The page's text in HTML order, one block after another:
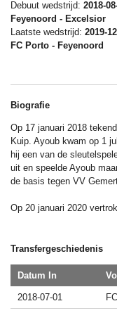
Debuut wedstrijd: 2018-
Feyenoord - Excelsior
Laatste wedstrijd: 2019-
FC Porto - Feyenoord
Biografie
Op 17 januari 2018
Kuip. Ayoub kwam op 1
hij een van de
uit en speelde Ayoub
de basis tegen VV
Op 20 januari 2020
Transfergeschiedenis
Datum In
2018-07-01